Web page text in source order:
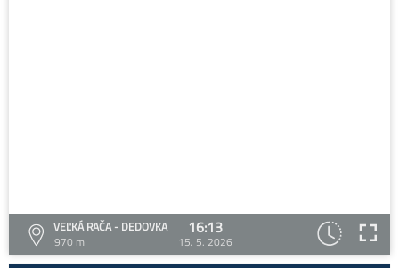
VEĽKÁ RAČA - DEDOVKA
970 m
16:13
15. 5. 2026